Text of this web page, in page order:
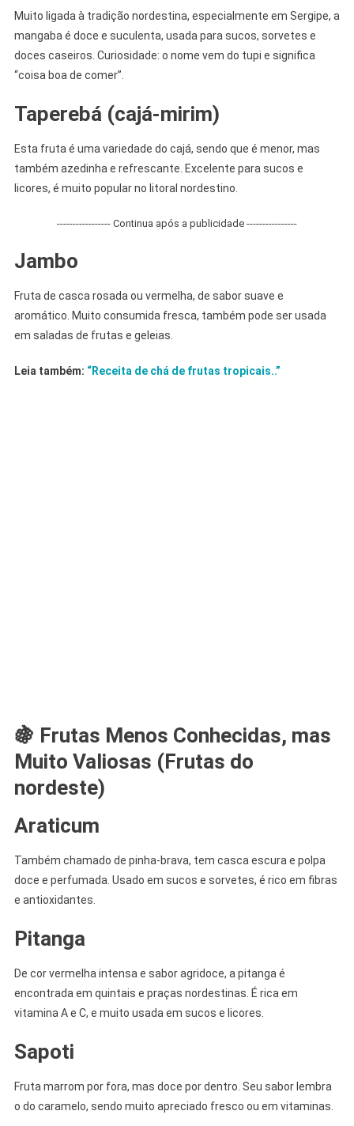
Muito ligada à tradição nordestina, especialmente em Sergipe, a
mangaba é doce e suculenta, usada para sucos, sorvetes e
doces caseiros. Curiosidade: o nome vem do tupi e significa
“coisa boa de comer”.
Taperebá (cajá-mirim)
Esta fruta é uma variedade do cajá, sendo que é menor, mas
também azedinha e refrescante. Excelente para sucos e
licores, é muito popular no litoral nordestino.
----------------- Continua após a publicidade ----------------
Jambo
Fruta de casca rosada ou vermelha, de sabor suave e
aromático. Muito consumida fresca, também pode ser usada
em saladas de frutas e geleias.
Leia também: “Receita de chá de frutas tropicais..”
🍇 Frutas Menos Conhecidas, mas
Muito Valiosas (Frutas do
nordeste)
Araticum
Também chamado de pinha-brava, tem casca escura e polpa
doce e perfumada. Usado em sucos e sorvetes, é rico em fibras
e antioxidantes.
Pitanga
De cor vermelha intensa e sabor agridoce, a pitanga é
encontrada em quintais e praças nordestinas. É rica em
vitamina A e C, e muito usada em sucos e licores.
Sapoti
Fruta marrom por fora, mas doce por dentro. Seu sabor lembra
o do caramelo, sendo muito apreciado fresco ou em vitaminas.